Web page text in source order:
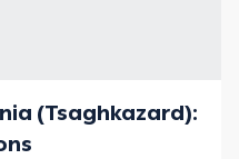
(Tsaghkazard):